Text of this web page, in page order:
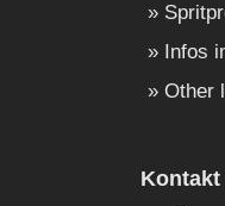
Infos
Other